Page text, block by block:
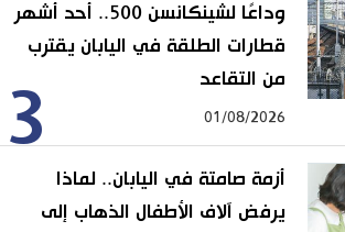
3
وداعًا لشينكانسن 500.. أحد أشهر
قطارات الطلقة في اليابان يقترب
من التقاعد
01/08/2026
أزمة صامتة في اليابان.. لماذا
يرفض آلاف الأطفال الذهاب إلى